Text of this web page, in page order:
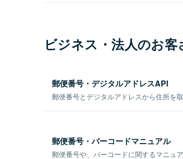
ビジネス・法人のお
郵便番号・デジタルアドレスAPI
郵便番号とデジタルアドレスから住所を
郵便番号・バーコードマニュアル
郵便番号や、バーコードに関するマニュ